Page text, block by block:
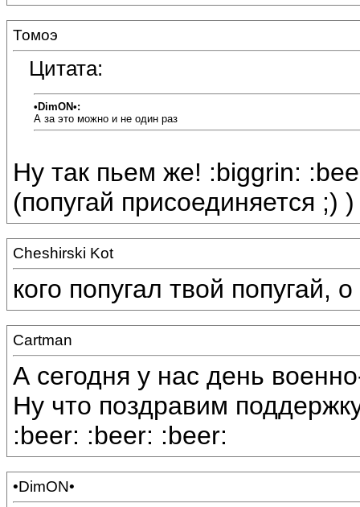
Томоэ
Цитата:
•DimON•:
А за это можно и не один раз
Ну так пьем же! :biggrin:
(попугай присоединяется ;) )
Cheshirski Kot
кого попугал твой попугай,
Cartman
А сегодня у нас день
Ну что поздравим
:beer: :beer: :beer:
•DimON•